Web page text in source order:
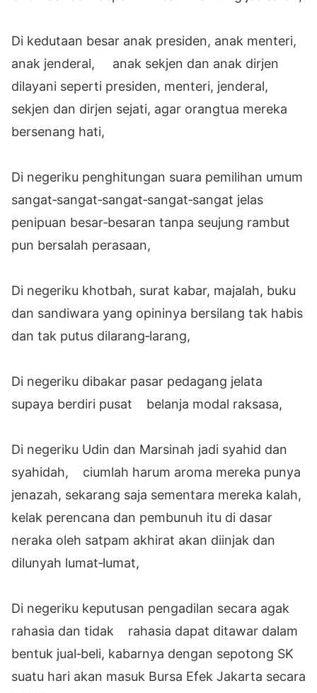
Di kedutaan besar anak presiden, anak menteri,
anak jenderal, anak sekjen dan anak dirjen
dilayani seperti presiden, menteri, jenderal,
sekjen dan dirjen sejati, agar orangtua mereka
bersenang hati,
Di negeriku penghitungan suara pemilihan umum
sangat‐sangat‐sangat‐sangat‐sangat jelas
penipuan besar‐besaran tanpa seujung rambut
pun bersalah perasaan,
Di negeriku khotbah, surat kabar, majalah, buku
dan sandiwara yang opininya bersilang tak habis
dan tak putus dilarang‐larang,
Di negeriku dibakar pasar pedagang jelata
supaya berdiri pusat belanja modal raksasa,
Di negeriku Udin dan Marsinah jadi syahid dan
syahidah, ciumlah harum aroma mereka punya
jenazah, sekarang saja sementara mereka kalah,
kelak perencana dan pembunuh itu di dasar
neraka oleh satpam akhirat akan diinjak dan
dilunyah lumat‐lumat,
Di negeriku keputusan pengadilan secara agak
rahasia dan tidak rahasia dapat ditawar dalam
bentuk jual‐beli, kabarnya dengan sepotong SK
suatu hari akan masuk Bursa Efek Jakarta secara